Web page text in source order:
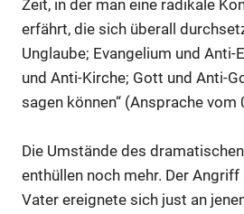
Zeit, in der man eine radikale
erfährt, die sich überall
Unglaube; Evangelium und Anti-
und Anti-Kirche; Gott und Anti-
sagen können“ (Ansprache vom
Die Umstände des
enthüllen noch mehr. Der
Vater ereignete sich just an